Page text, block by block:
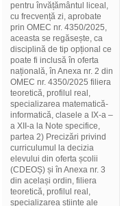
pentru învățământul liceal,
cu frecvență zi, aprobate
prin OMEC nr. 4350/2025,
aceasta se regăsește, ca
disciplină de tip opțional ce
poate fi inclusă în oferta
națională, în Anexa nr. 2 din
OMEC nr. 4350/2025 filiera
teoretică, profilul real,
specializarea matematică-
informatică, clasele a IX-a –
a XII-a la Note specifice,
partea 2) Precizări privind
curriculumul la decizia
elevului din oferta școlii
(CDEOȘ) și în Anexa nr. 3
din același ordin, filiera
teoretică, profilul real,
specializarea științe ale